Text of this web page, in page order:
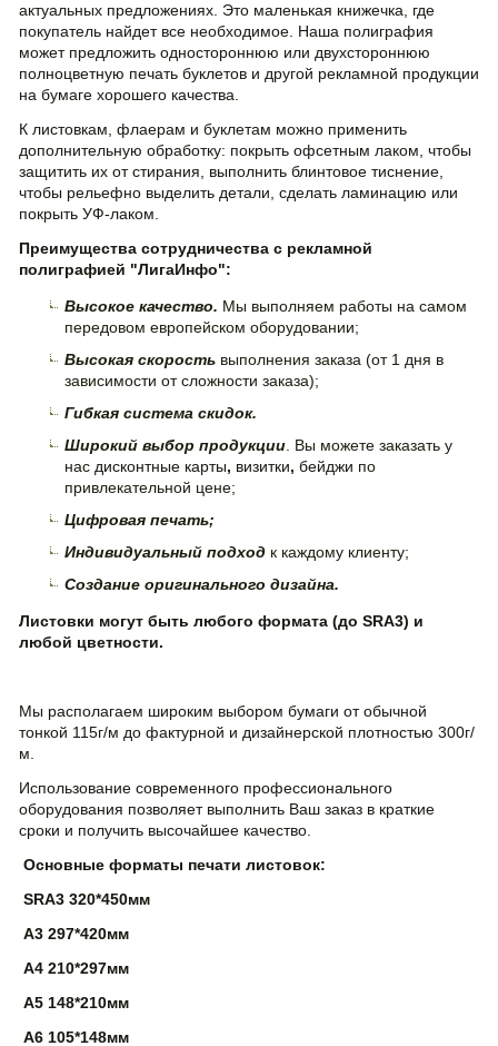
актуальных предложениях. Это маленькая книжечка, где
покупатель найдет все необходимое. Наша полиграфия
может предложить одностороннюю или двухстороннюю
полноцветную печать буклетов и другой рекламной продукции
на бумаге хорошего качества.
К листовкам, флаерам и буклетам можно применить
дополнительную обработку: покрыть офсетным лаком, чтобы
защитить их от стирания, выполнить блинтовое тиснение,
чтобы рельефно выделить детали, сделать ламинацию или
покрыть УФ-лаком.
Преимущества сотрудничества с рекламной
полиграфией "ЛигаИнфо":
Высокое качество. Мы выполняем работы на самом
передовом европейском оборудовании;
Высокая скорость выполнения заказа (от 1 дня в
зависимости от сложности заказа);
Гибкая система скидок.
Широкий выбор продукции . Вы можете заказать у
нас дисконтные карты, визитки, бейджи по
привлекательной цене;
Цифровая печать;
Индивидуальный подход к каждому клиенту;
Создание оригинального дизайна.
Листовки могут быть любого формата (до SRA3) и
любой цветности.
Мы располагаем широким выбором бумаги от обычной
тонкой 115г/м до фактурной и дизайнерской плотностью 300г/
м.
Использование современного профессионального
оборудования позволяет выполнить Ваш заказ в краткие
сроки и получить высочайшее качество.
Основные форматы печати листовок:
SRA3 320*450мм
A3 297*420мм
А4 210*297мм
А5 148*210мм
А6 105*148мм